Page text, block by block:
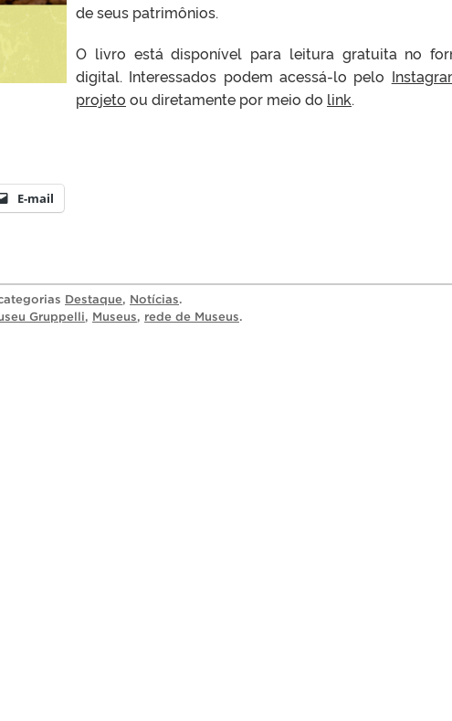
de seus patrimônios.
O livro está disponível para leitura gratuita no
digital. Interessados podem acessá-lo pelo
projeto ou diretamente por meio do link.
E-mail
Destaque, Notícias.
Gruppelli, Museus, rede de Museus.